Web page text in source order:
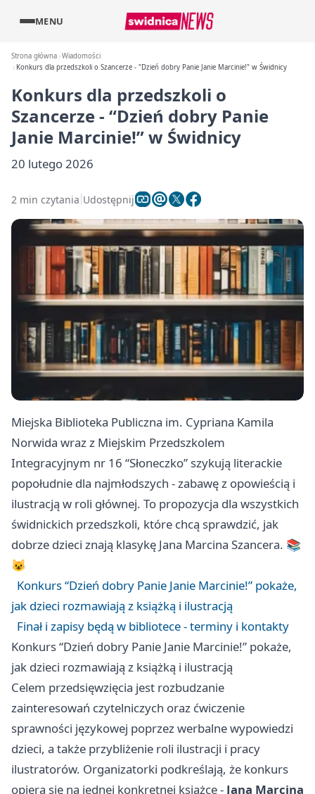
MENU
Strona główna Wiadomości
Konkurs dla przedszkoli o Szancerze - "Dzień dobry Panie Janie Marcinie!" w Świdnicy
Konkurs dla przedszkoli o
Szancerze - “Dzień dobry Panie
Janie Marcinie!” w Świdnicy
20 lutego 2026
2 min czytania Udostępnij
Miejska Biblioteka Publiczna im. Cypriana Kamila
Norwida wraz z Miejskim Przedszkolem
Integracyjnym nr 16 “Słoneczko” szykują literackie
popołudnie dla najmłodszych - zabawę z opowieścią i
ilustracją w roli głównej. To propozycja dla wszystkich
świdnickich przedszkoli, które chcą sprawdzić, jak
dobrze dzieci znają klasykę Jana Marcina Szancera. 📚
😺
Konkurs “Dzień dobry Panie Janie Marcinie!” pokaże,
jak dzieci rozmawiają z książką i ilustracją
Finał i zapisy będą w bibliotece - terminy i kontakty
Konkurs “Dzień dobry Panie Janie Marcinie!” pokaże,
jak dzieci rozmawiają z książką i ilustracją
Celem przedsięwzięcia jest rozbudzanie
zainteresowań czytelniczych oraz ćwiczenie
sprawności językowej poprzez werbalne wypowiedzi
dzieci, a także przybliżenie roli ilustracji i pracy
ilustratorów. Organizatorki podkreślają, że konkurs
opiera się na jednej konkretnej książce - Jana Marcina